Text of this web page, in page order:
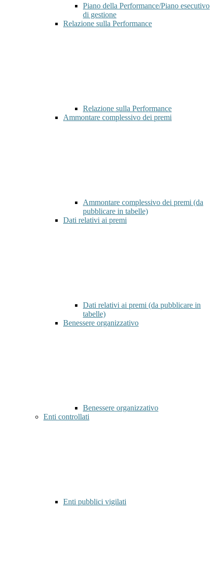
Piano della Performance/Piano esecutivo
di gestione
Relazione sulla Performance
Relazione sulla Performance
Ammontare complessivo dei premi
Ammontare complessivo dei premi (da
pubblicare in tabelle)
Dati relativi ai premi
Dati relativi ai premi (da pubblicare in
tabelle)
Benessere organizzativo
Benessere organizzativo
Enti controllati
Enti pubblici vigilati